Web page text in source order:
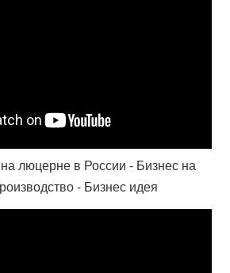
люцерне в России - Бизнес на
- Бизнес идея